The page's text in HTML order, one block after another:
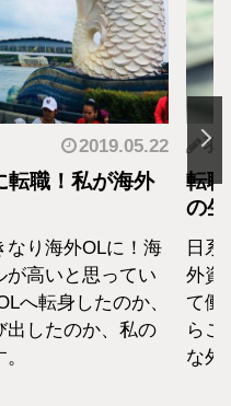
2019.05.22
転職！私が海外
なり海外OLに！海
が高いと思ってい
へ転身したのか、
出したのか、私の
羽
転
の
日
外資
て働
らこ
な外